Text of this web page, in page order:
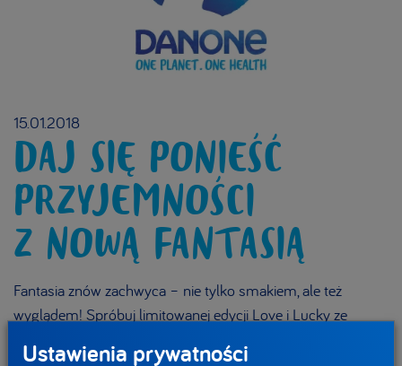
15.01.2018
DAJ SIĘ PONIEŚĆ
PRZYJEMNOŚCI
Z NOWĄ FANTASIĄ
Fantasia znów zachwyca – nie tylko smakiem, ale też
wyglądem! Spróbuj limitowanej edycji Love i Lucky ze
Ustawienia prywatności